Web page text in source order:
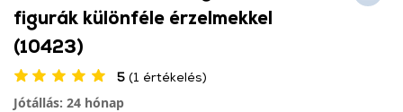
figurák különféle érzelmekkel
(10423)
5 (1 értékelés)
Jótállás: 24 hónap